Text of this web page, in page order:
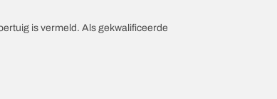
is vermeld. Als gekwalificeerde